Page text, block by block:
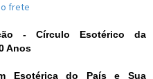
o frete
- Círculo Esotérico da
Anos
Esotérica do País e Sua